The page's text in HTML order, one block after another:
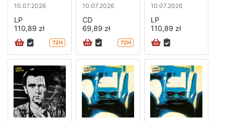
10.07.2026
LP
110,89 zł
72H
10.07.2026
CD
69,89 zł
72H
10.07.2026
LP
110,89 zł